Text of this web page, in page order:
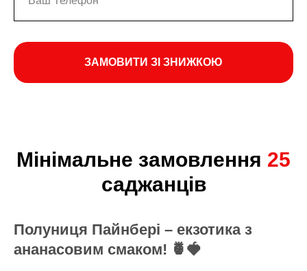
ЗАМОВИТИ ЗІ ЗНИЖКОЮ
Мінімальне замовлення 25
саджанців
Полуниця Пайнбері – екзотика з
ананасовим смаком! 🍍🍓